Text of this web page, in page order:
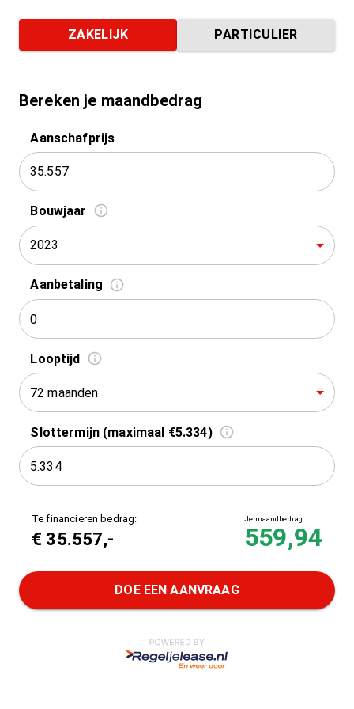
ZAKELIJK PARTICULIER
Bereken je maandbedrag
Aanschafprijs
Bouwjaar
2023
Aanbetaling
Looptijd
72 maanden
Slottermijn (maximaal €5.334)
Te financieren bedrag:
€ 35.557,-
Je maandbedrag
559,94
DOE EEN AANVRAAG